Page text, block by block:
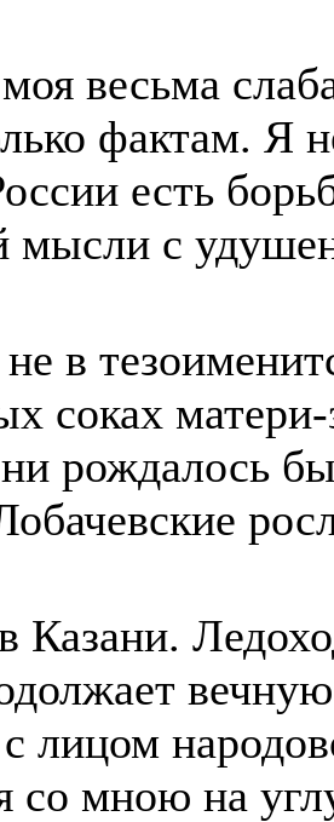
весьма
фактам. Я
есть
мысли с
в
соках
рождалось
Казани.
лицом
со мною на